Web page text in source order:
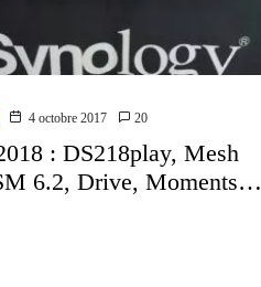
4 octobre 2017 20
: DS218play, Mesh
6.2, Drive, Moments…